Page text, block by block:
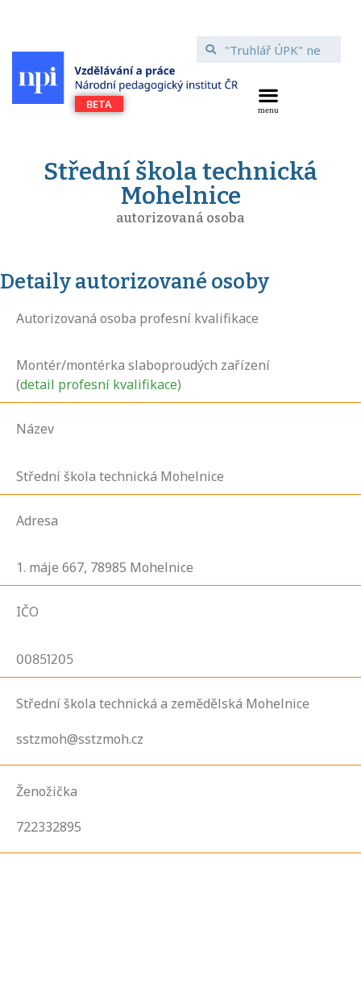
Střední škola technická
Mohelnice
autorizovaná osoba
Detaily autorizované osoby
Autorizovaná osoba profesní kvalifikace
Montér/montérka slaboproudých zařízení
(detail profesní kvalifikace)
Název
Střední škola technická Mohelnice
Adresa
1. máje 667, 78985 Mohelnice
IČO
00851205
Střední škola technická a zemědělská Mohelnice
sstzmoh@sstzmoh.cz
Ženožička
722332895